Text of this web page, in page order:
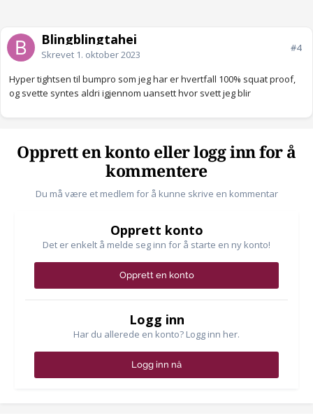
Blingblingtahei
Skrevet 1. oktober 2023
#4
Hyper tightsen til bumpro som jeg har er hvertfall 100% squat proof,
og svette syntes aldri igjennom uansett hvor svett jeg blir
Opprett en konto eller logg inn for å
kommentere
Du må være et medlem for å kunne skrive en kommentar
Opprett konto
Det er enkelt å melde seg inn for å starte en ny konto!
Opprett en konto
Logg inn
Har du allerede en konto? Logg inn her.
Logg inn nå